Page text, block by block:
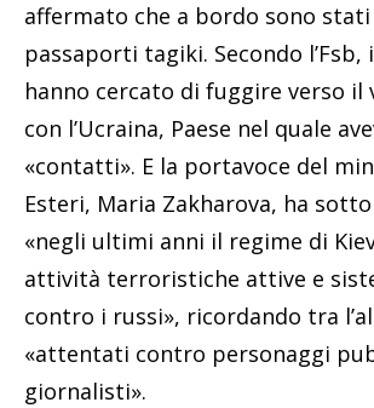
affermato che a bordo sono
passaporti tagiki. Secondo
hanno cercato di fuggire verso il
con l’Ucraina, Paese nel quale
«contatti». E la portavoce del
Esteri, Maria Zakharova, ha
«negli ultimi anni il regime di
attività terroristiche attive e
contro i russi», ricordando tra
«attentati contro personaggi
giornalisti».